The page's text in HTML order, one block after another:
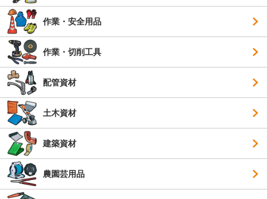
作業・安全用品
作業・切削工具
配管資材
土木資材
建築資材
農園芸用品